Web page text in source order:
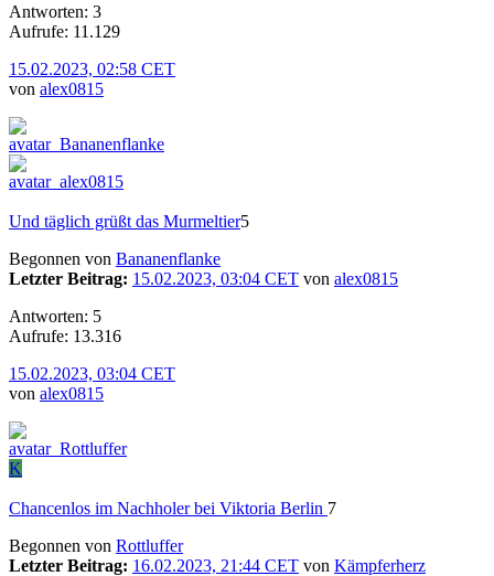
Antworten: 3
Aufrufe: 11.129
15.02.2023, 02:58 CET
von alex0815
Und täglich grüßt das Murmeltier5
Begonnen von Bananenflanke
Letzter Beitrag: 15.02.2023, 03:04 CET von alex0815
Antworten: 5
Aufrufe: 13.316
15.02.2023, 03:04 CET
von alex0815
K
Chancenlos im Nachholer bei Viktoria Berlin 7
Begonnen von Rottluffer
Letzter Beitrag: 16.02.2023, 21:44 CET von Kämpferherz